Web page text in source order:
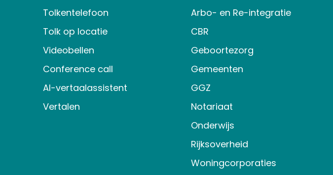
Tolkentelefoon
Tolk op locatie
Videobellen
Conference call
AI-vertaalassistent
Vertalen
Arbo- en Re-integratie
CBR
Geboortezorg
Gemeenten
GGZ
Notariaat
Onderwijs
Rijksoverheid
Woningcorporaties